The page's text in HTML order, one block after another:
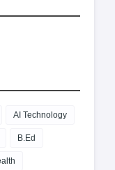
AI Technology
B.Ed